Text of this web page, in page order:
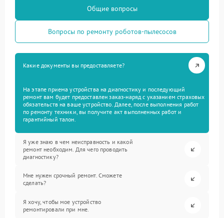
Общие вопросы
Вопросы по ремонту роботов-пылесосов
Какие документы вы предоставляете?
На этапе приема устройства на диагностику и последующий
ремонт вам будет предоставлен заказ-наряд с указанием страховых
обязательств на ваше устройство. Далее, после выполнения работ
по ремонту техники, вы получите акт выполненных работ и
гарантийный талон.
Я уже знаю в чем неисправность и какой
ремонт необходим. Для чего проводить
диагностику?
Мне нужен срочный ремонт. Сможете
сделать?
Я хочу, чтобы мое устройство
ремонтировали при мне.